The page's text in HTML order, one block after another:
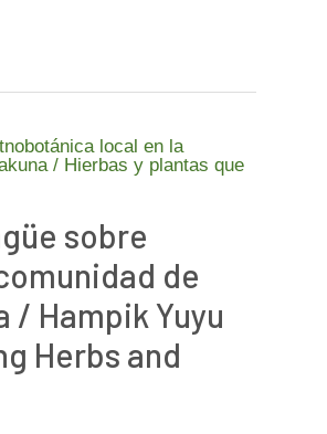
sobre
de
/ Hampik Yuyu
Herbs and